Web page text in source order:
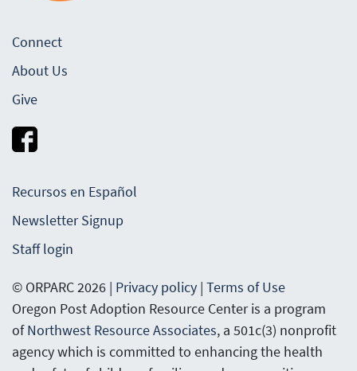
Connect
About Us
Give
Recursos en Español
Newsletter Signup
Staff login
© ORPARC 2026 | Privacy policy | Terms of Use
Oregon Post Adoption Resource Center is a program
of Northwest Resource Associates, a 501c(3) nonprofit
agency which is committed to enhancing the health